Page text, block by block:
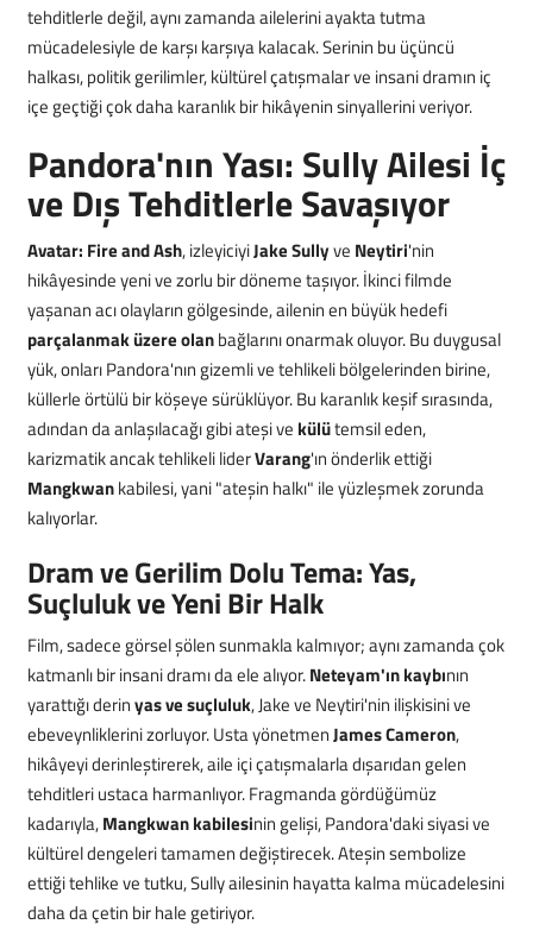
tehditlerle değil, aynı zamanda ailelerini ayakta tutma
mücadelesiyle de karşı karşıya kalacak. Serinin bu üçüncü
halkası, politik gerilimler, kültürel çatışmalar ve insani dramın iç
içe geçtiği çok daha karanlık bir hikâyenin sinyallerini veriyor.
Pandora'nın Yası: Sully Ailesi İç
ve Dış Tehditlerle Savaşıyor
Avatar: Fire and Ash, izleyiciyiJake Sullyve Neytiri'nin
hikâyesinde yeni ve zorlu bir döneme taşıyor. İkinci filmde
yaşanan acı olayların gölgesinde, ailenin en büyük hedefi
parçalanmak üzere olanbağlarını onarmak oluyor. Bu duygusal
yük, onları Pandora'nın gizemli ve tehlikeli bölgelerinden birine,
küllerle örtülü bir köşeye sürüklüyor. Bu karanlık keşif sırasında,
adından da anlaşılacağı gibi ateşi ve külütemsil eden,
karizmatik ancak tehlikeli liderVarang'ın önderlik ettiği
Mangkwankabilesi, yani "ateşin halkı" ile yüzleşmek zorunda
kalıyorlar.
Dram ve Gerilim Dolu Tema: Yas,
Suçluluk ve Yeni Bir Halk
Film, sadece görsel şölen sunmakla kalmıyor; aynı zamanda çok
katmanlı bir insani dramı da ele alıyor.Neteyam'ın kaybının
yarattığı derinyas ve suçluluk, Jake ve Neytiri'nin ilişkisini ve
ebeveynliklerini zorluyor. Usta yönetmenJames Cameron,
hikâyeyi derinleştirerek, aile içi çatışmalarla dışarıdan gelen
tehditleri ustaca harmanlıyor. Fragmanda gördüğümüz
kadarıyla,Mangkwan kabilesinin gelişi, Pandora'daki siyasi ve
kültürel dengeleri tamamen değiştirecek. Ateşin sembolize
ettiği tehlike ve tutku, Sully ailesinin hayatta kalma mücadelesini
daha da çetin bir hale getiriyor.